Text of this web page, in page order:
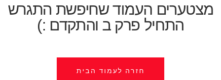
מצטערים העמוד שחיפשת התגרש
התחיל פרק ב והתקדם :)
חזרה לעמוד הבית